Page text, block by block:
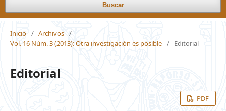
Buscar
Inicio / Archivos /
Vol. 16 Núm. 3 (2013): Otra investigación es posible / Editorial
Editorial
PDF